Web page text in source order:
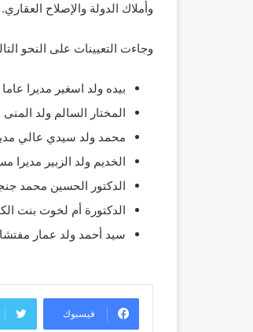
وأملاك الدولة والإصلاح العقاري.
وجاءت التعيينات على النحو
بيده ولد اسغير مديرا
المختار السالم ولد المنى
محمد ولد سيدي عالي
الخديم ولد الزبير مديرا
الدكتور الحسين محمد
الدكتورة أم لخوت بنت
سيد أحمد ولد عمار مفتشا
فيسبوك